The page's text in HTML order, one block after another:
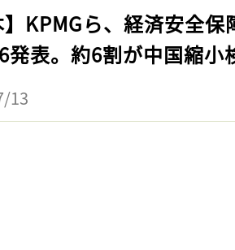
】KPMGら、経済安全
発表。約6割が中国縮小
13